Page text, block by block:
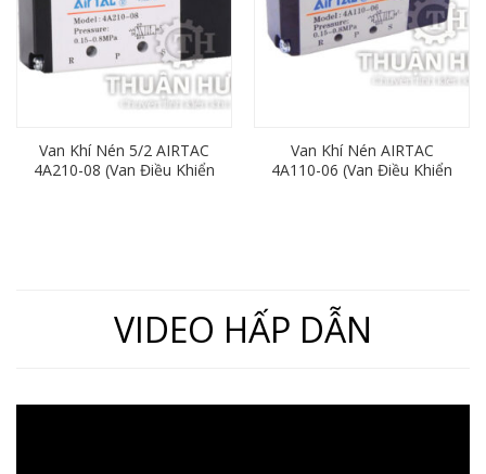
Van Khí Nén 5/2 AIRTAC
4A210-08 (Van Điều Khiển
Van Khí Nén AIRTAC
4A110-06 (Van Điều Khiển
VIDEO HẤP DẪN